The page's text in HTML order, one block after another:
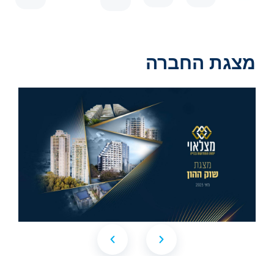
מצגת החברה